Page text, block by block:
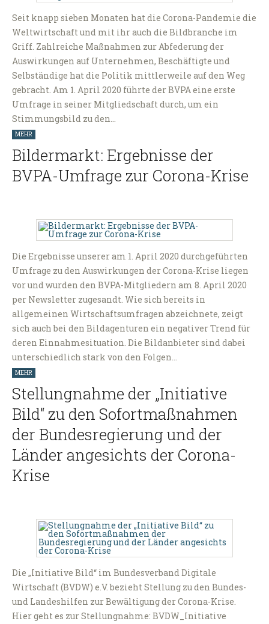
Seit knapp sieben Monaten hat die Corona-Pandemie die
Weltwirtschaft und mit ihr auch die Bildbranche im
Griff. Zahlreiche Maßnahmen zur Abfederung der
Auswirkungen auf Unternehmen, Beschäftigte und
Selbständige hat die Politik mittlerweile auf den Weg
gebracht. Am 1. April 2020 führte der BVPA eine erste
Umfrage in seiner Mitgliedschaft durch, um ein
Stimmungsbild zu den…
MEHR
Bildermarkt: Ergebnisse der
BVPA-Umfrage zur Corona-Krise
Die Ergebnisse unserer am 1. April 2020 durchgeführten
Umfrage zu den Auswirkungen der Corona-Krise liegen
vor und wurden den BVPA-Mitgliedern am 8. April 2020
per Newsletter zugesandt. Wie sich bereits in
allgemeinen Wirtschaftsumfragen abzeichnete, zeigt
sich auch bei den Bildagenturen ein negativer Trend für
deren Einnahmesituation. Die Bildanbieter sind dabei
unterschiedlich stark von den Folgen…
MEHR
Stellungnahme der „Initiative
Bild“ zu den Sofortmaßnahmen
der Bundesregierung und der
Länder angesichts der Corona-
Krise
Die „Initiative Bild“ im Bundesverband Digitale
Wirtschaft (BVDW) e.V. bezieht Stellung zu den Bundes-
und Landeshilfen zur Bewältigung der Corona-Krise.
Hier geht es zur Stellungnahme: BVDW_Initiative